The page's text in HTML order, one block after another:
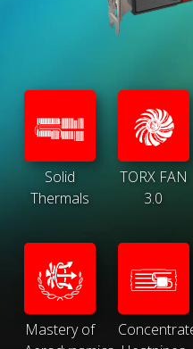
Solid
Thermals
TORX FAN
3.0
Mastery of